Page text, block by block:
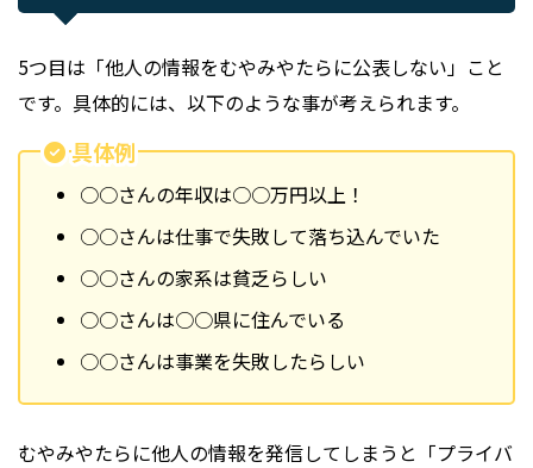
5つ目は「他人の情報をむやみやたらに公表しない」こと
です。具体的には、以下のような事が考えられます。
具体例
○○さんの年収は○○万円以上！
○○さんは仕事で失敗して落ち込んでいた
○○さんの家系は貧乏らしい
○○さんは○○県に住んでいる
○○さんは事業を失敗したらしい
むやみやたらに他人の情報を発信してしまうと「プライバ